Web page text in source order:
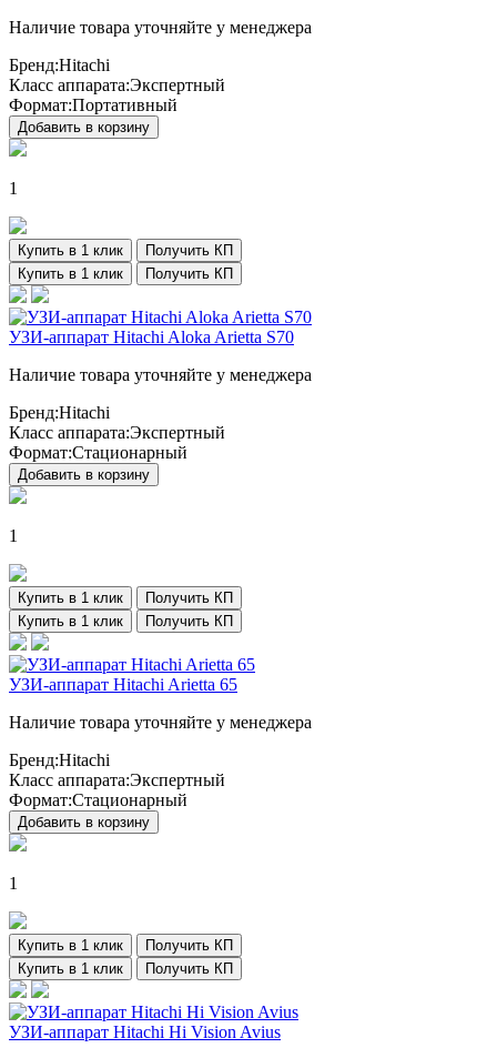
Наличие товара уточняйте у менеджера
Бренд:Hitachi
Класс аппарата:Экспертный
Формат:Портативный
Добавить в корзину
1
Купить в 1 клик
Получить КП
Купить в 1 клик
Получить КП
УЗИ-аппарат Hitachi Aloka Arietta S70
Наличие товара уточняйте у менеджера
Бренд:Hitachi
Класс аппарата:Экспертный
Формат:Стационарный
Добавить в корзину
1
Купить в 1 клик
Получить КП
Купить в 1 клик
Получить КП
УЗИ-аппарат Hitachi Arietta 65
Наличие товара уточняйте у менеджера
Бренд:Hitachi
Класс аппарата:Экспертный
Формат:Стационарный
Добавить в корзину
1
Купить в 1 клик
Получить КП
Купить в 1 клик
Получить КП
УЗИ-аппарат Hitachi Hi Vision Avius